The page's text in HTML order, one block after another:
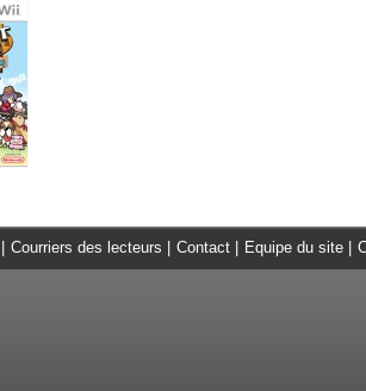
Courriers des lecteurs Contact Equipe du site